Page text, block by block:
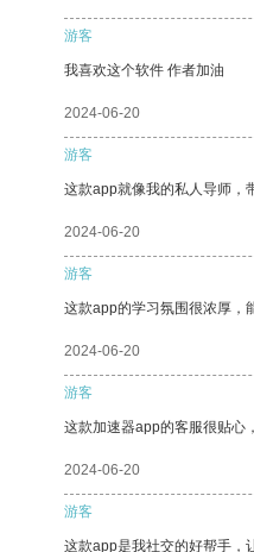
游客
我喜欢这个软件 作者加油
2024-06-20
游客
这款app就像我的私人导师，
2024-06-20
游客
这款app的学习氛围很浓厚，
2024-06-20
游客
这款加速器app的客服很贴心
2024-06-20
游客
这款app是我社交的好帮手，